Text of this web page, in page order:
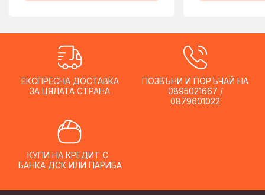
ЕКСПРЕСНА ДОСТАВКА
ЗА ЦЯЛАТА СТРАНА
ПОЗВЪНИ И ПОРЪЧАЙ НА
0895021667 /
0879601022
КУПИ НА КРЕДИТ С
БАНКА ДСК ИЛИ ПАРИБА